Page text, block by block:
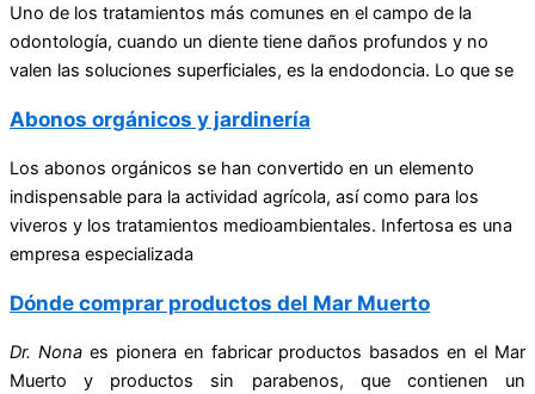
Uno de los tratamientos más comunes en el campo de la
odontología, cuando un diente tiene daños profundos y no
valen las soluciones superficiales, es la endodoncia. Lo que se
Abonos orgánicos y jardinería
Los abonos orgánicos se han convertido en un elemento
indispensable para la actividad agrícola, así como para los
viveros y los tratamientos medioambientales. Infertosa es una
empresa especializada
Dónde comprar productos del Mar Muerto
Dr. Nonaes pionera en fabricar productos basados en el Mar
Muerto y productos sin parabenos, que contienen un